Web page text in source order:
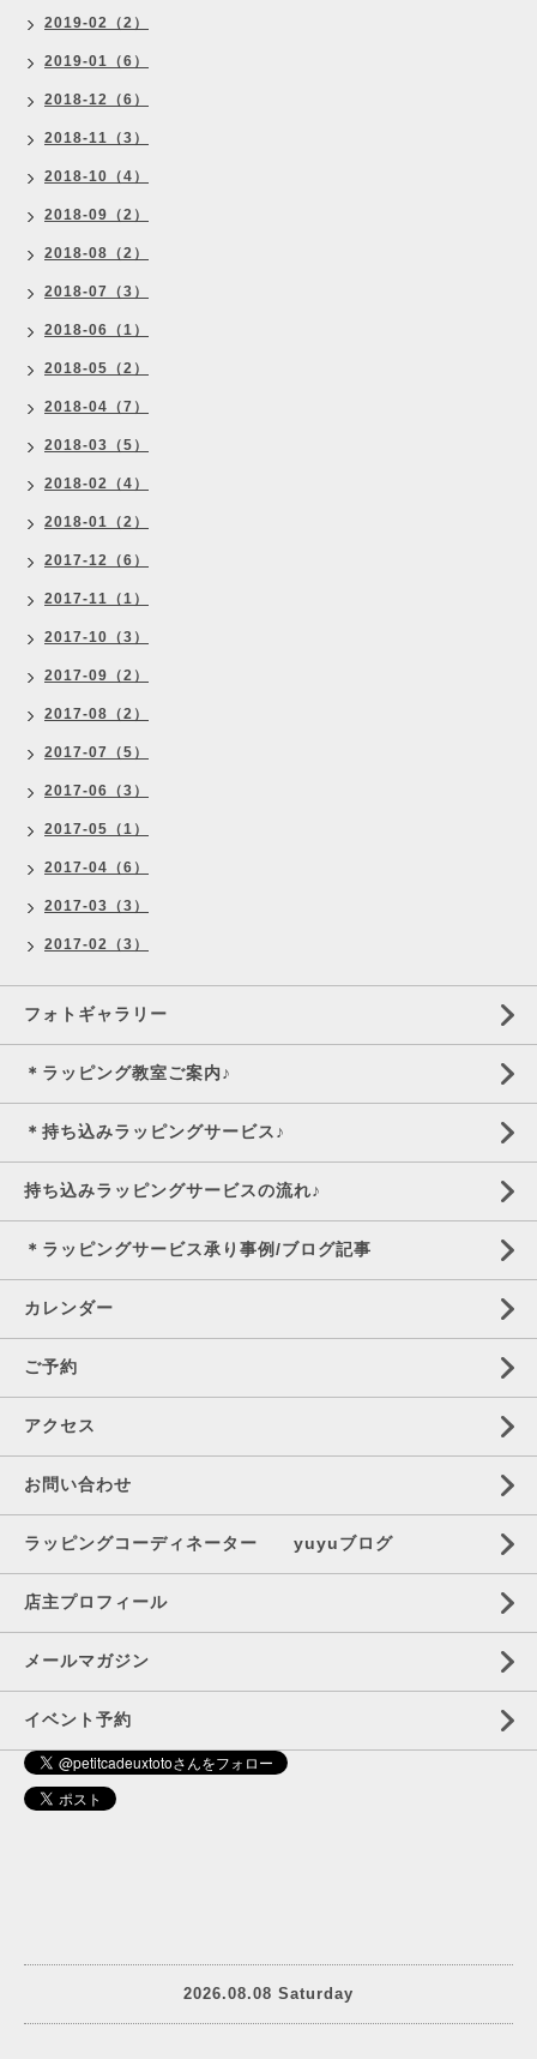
2019-02（2）
2019-01（6）
2018-12（6）
2018-11（3）
2018-10（4）
2018-09（2）
2018-08（2）
2018-07（3）
2018-06（1）
2018-05（2）
2018-04（7）
2018-03（5）
2018-02（4）
2018-01（2）
2017-12（6）
2017-11（1）
2017-10（3）
2017-09（2）
2017-08（2）
2017-07（5）
2017-06（3）
2017-05（1）
2017-04（6）
2017-03（3）
2017-02（3）
フォトギャラリー
＊ラッピング教室ご案内♪
＊持ち込みラッピングサービス♪
持ち込みラッピングサービスの流れ♪
＊ラッピングサービス承り事例/ブログ記事
カレンダー
ご予約
アクセス
お問い合わせ
ラッピングコーディネーター yuyuブログ
店主プロフィール
メールマガジン
イベント予約
2026.08.08 Saturday